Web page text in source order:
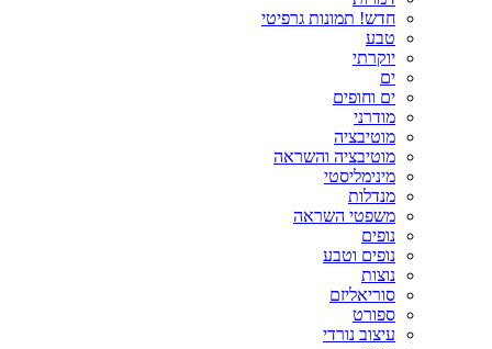
חדש! תמונות גרפיטי
טבע
יוקרתי
ים
ים וחופים
מודרני
מוטיבציה
מוטיבציה והשראה
מינימליסטי
מנדלות
משפטי השראה
נופים
נופים וטבע
נוצות
סוריאליזם
ספורט
עיצוב נורדי